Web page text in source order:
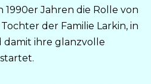
Jahren die Rolle von
der Familie Larkin, in
damit ihre glanzvolle